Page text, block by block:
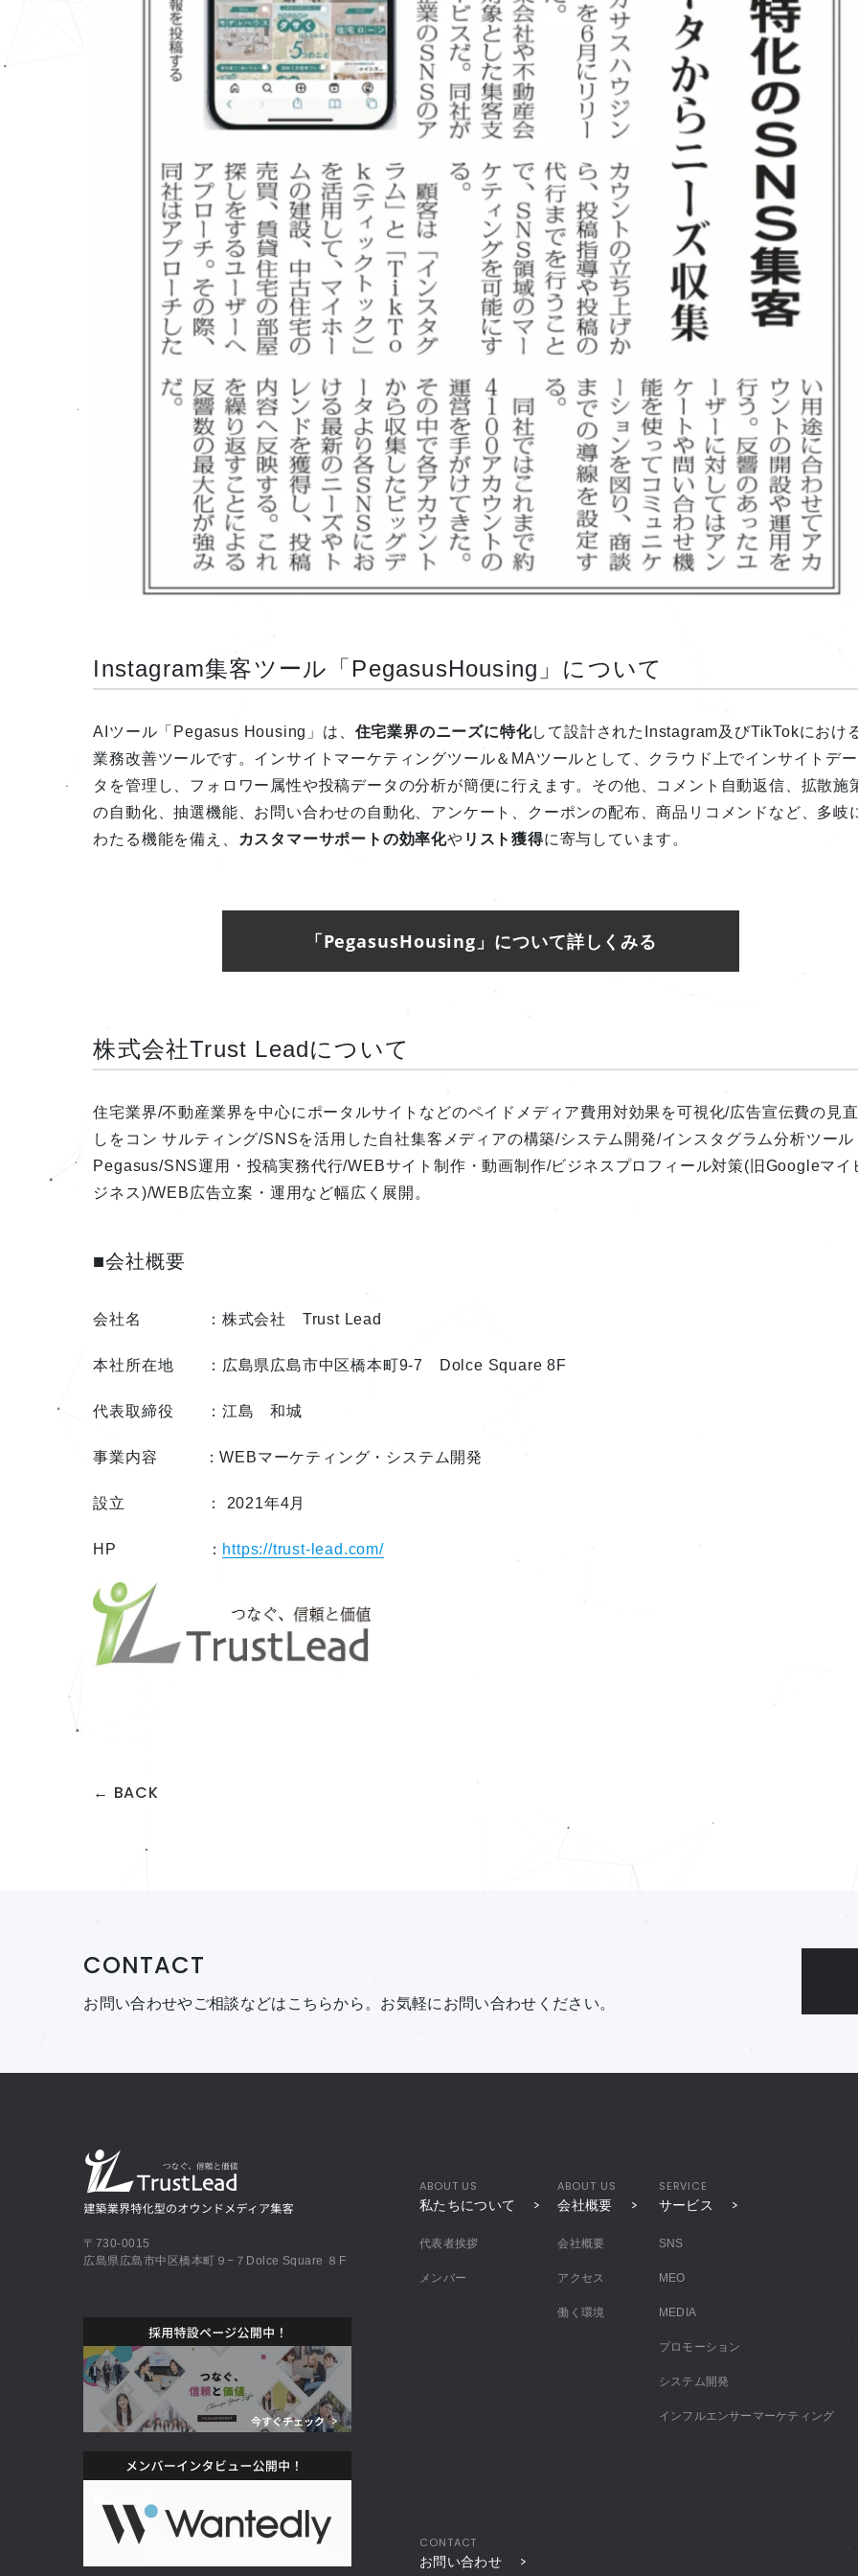
Instagram集客ツール「PegasusHousing」について
AIツール「Pegasus Housing」は、 住宅業界のニーズに特化して設計されたInstagram及びTikTokにおけ
業務改善ツールです。インサイトマーケティングツール＆MAツールとして、クラウド上でインサイトデー
タを管理し、フォロワー属性や投稿データの分析が簡便に行えます。その他、コメント自動返信、拡散施
の自動化、抽選機能、お問い合わせの自動化、アンケート、クーポンの配布、商品リコメンドなど、多岐
わたる機能を備え、
カスタマーサポートの効率化や リスト獲得に寄与しています。
「PegasusHousing」について詳しくみる
株式会社Trust Leadについて
住宅業界/不動産業界を中心にポータルサイトなどのペイドメディア費用対効果を可視化/広告宣伝費の見直
しをコン サルティング/SNSを活用した自社集客メディアの構築/システム開発/インスタグラム分析ツール
Pegasus/SNS運用・投稿実務代行/WEBサイト制作・動画制作/ビジネスプロフィール対策(旧Googleマイ
ジネス)/WEB広告立案・運用など幅広く展開。
■会社概要
会社名 ：株式会社 Trust Lead
本社所在地 ：広島県広島市中区橋本町9-7 Dolce Square 8F
代表取締役 ：江島 和城
事業内容 ：WEBマーケティング・システム開発
設立 ： 2021年4月
HP ： https://trust-lead.com/
← BACK
CONTACT
お問い合わせやご相談などはこちらから。 お気軽にお問い合わせください。
〒730-0015
広島県広島市中区橋本町９−７Dolce Square ８F
ABOUT US
私たちについて
代表者挨拶
メンバー
ABOUT US
会社概要
会社概要
アクセス
働く環境
SERVICE
サービス
SNS
MEO
MEDIA
プロモーション
システム開発
インフルエンサーマーケティング
CONTACT
お問い合わせ